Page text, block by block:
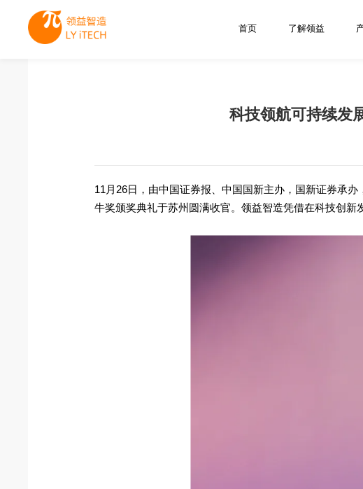
首页 了解领益
科技领航可持续发
11月26日，由中国证券报、中国国新主办，国新证券承
牛奖颁奖典礼于苏州圆满收官。领益智造凭借在科技创新